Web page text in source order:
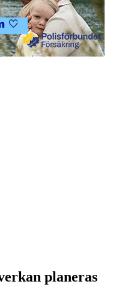
planeras